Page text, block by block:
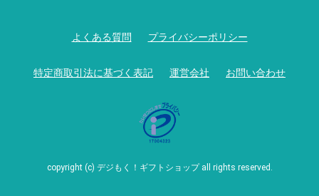
よくある質問 プライバシーポリシー
特定商取引法に基づく表記 運営会社 お問い合わせ
copyright (c) デジもく！ギフトショップ all rights reserved.